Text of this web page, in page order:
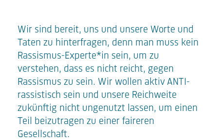
Wir sind bereit, uns und unsere Worte und
Taten zu hinterfragen, denn man muss kein
Rassismus-Experte*in sein, um zu
verstehen, dass es nicht reicht, gegen
Rassismus zu sein. Wir wollen aktiv ANTI-
rassistisch sein und unsere Reichweite
zukünftig nicht ungenutzt lassen, um einen
Teil beizutragen zu einer faireren
Gesellschaft.